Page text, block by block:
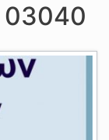
03040